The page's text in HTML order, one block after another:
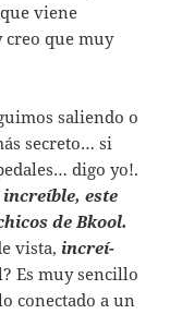
viene
creo que muy
saliendo o
secreto… si
digo yo!.
este
de Bkool.
vista, increí­
Es muy sencillo
conectado a un